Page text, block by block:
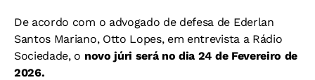
De acordo com o advogado de defesa de Ederlan
Santos Mariano, Otto Lopes, em entrevista a Rádio
Sociedade, o novo júri será no dia 24 de Fevereiro de
2026.